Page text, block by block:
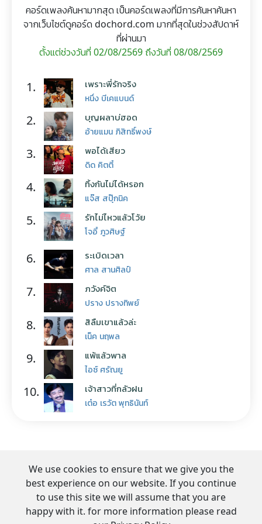
คอร์ดเพลงค้นหามากสุด เป็นคอร์ดเพลงที่มีการค้นหาค้นหา
จากเว็บไซต์ดูคอร์ด dochord.com มากที่สุดในช่วงสัปดาห์
ที่ผ่านมา
ตั้งแต่ช่วงวันที่ 02/08/2569 ถึงวันที่ 08/08/2569
1. เพราะพี่รักจริง
หนึ่ง บีเคแบนด์
2. บุญผลาบ่ฮอด
อ้ายแมน ภิสิทธิ์พงษ์
3. พอได้เสียว
ดิด คิตตี้
4. ทิ้งกันไม่ได้หรอก
แจ๊ส สปุ๊กนิค
5. รักไม่ไหวแล้วโว้ย
โจอี้ ภูวศิษฐ์
6. ระเบิดเวลา
ศาล สานศิลป์
7. ภวังค์จิต
ปราง ปรางทิพย์
8. สิลืมเขาแล้วล่ะ
เน็ค นฤพล
9. แพ้แล้วพาล
ไอซ์ ศรัณยู
10. เจ้าสาวที่กลัวฝน
เต๋อ เรวัต พุทธินันท์
We use cookies to ensure that we give you the
best experience on our website. If you continue
to use this site we will assume that you are
happy with it. for more information please read